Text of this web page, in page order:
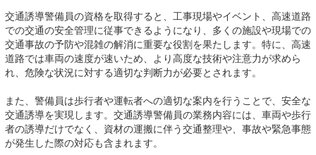
交通誘導警備員の資格を取得すると、工事現場やイベント、高速道路
での交通の安全管理に従事できるようになり、多くの施設や現場での
交通事故の予防や混雑の解消に重要な役割を果たします。特に、高速
道路では車両の速度が速いため、より高度な技術や注意力が求めら
れ、危険な状況に対する適切な判断力が必要とされます。
また、警備員は歩行者や運転者への適切な案内を行うことで、安全な
交通誘導を実現します。交通誘導警備員の業務内容には、車両や歩行
者の誘導だけでなく、資材の運搬に伴う交通整理や、事故や緊急事態
が発生した際の対応も含まれます。